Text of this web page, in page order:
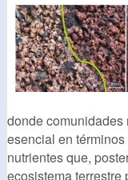
donde
esencial en
nutrientes que,
ecosistema terrestre